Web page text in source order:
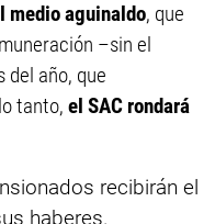
medio aguinaldo, que
–sin el
del año, que
tanto, el SAC rondará